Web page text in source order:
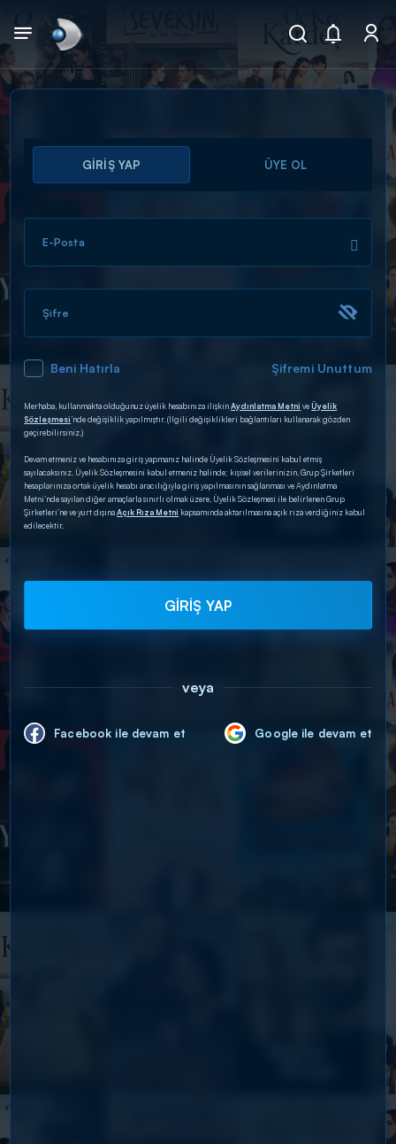
Arama
ARAMA SONUÇLARI
DİĞER SONUÇLAR
GİRİŞ YAP ÜYE OL
E-Posta
Şifre
Beni Hatırla Şifremi Unuttum
Merhaba, kullanmakta olduğunuz üyelik hesabınıza ilişkinAydınlatma Metni veÜyelik
Sözleşmesi’nde değişiklik yapılmıştır. (İlgili değişiklikleri bağlantıları kullanarak gözden
geçirebilirsiniz.)
Devam etmeniz ve hesabınıza giriş yapmanız halinde Üyelik Sözleşmesini kabul etmiş
sayılacaksınız. Üyelik Sözleşmesini kabul etmeniz halinde; kişisel verilerinizin, Grup Şirketleri
hesaplarınıza ortak üyelik hesabı aracılığıyla giriş yapılmasının sağlanması ve Aydınlatma
Metni’nde sayılan diğer amaçlarla sınırlı olmak üzere, Üyelik Sözleşmesi ile belirlenen Grup
Şirketleri’ne ve yurt dışınaAçık Rıza Metni kapsamında aktarılmasına açık rıza verdiğiniz kabul
edilecektir.
GİRİŞ YAP
veya
Facebook ile devam et Google ile devam et